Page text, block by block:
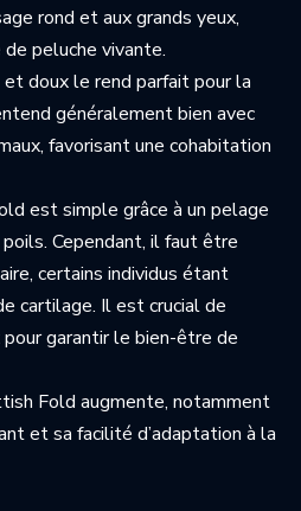
rond et aux grands yeux,
peluche vivante.
doux le rend parfait pour la
généralement bien avec
favorisant une cohabitation
est simple grâce à un pelage
Cependant, il faut être
certains individus étant
cartilage. Il est crucial de
garantir le bien-être de
Fold augmente, notamment
et sa facilité d’adaptation à la